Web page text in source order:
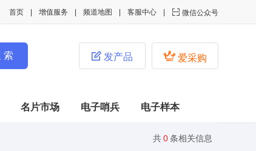
 微信公众号
客服中心
频道地图
增值服务
首页
 爱采购
 发产品
名片市场 电子哨兵 电子样本
共0条相关信息